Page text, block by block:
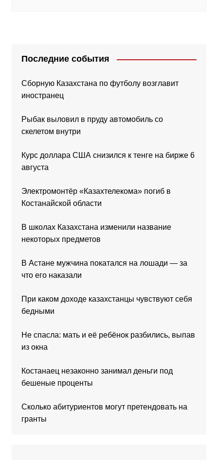
Последние события
Сборную Казахстана по футболу возглавит
иностранец
Рыбак выловил в пруду автомобиль со
скелетом внутри
Курс доллара США снизился к тенге на бирже 6
августа
Электромонтёр «Казахтелекома» погиб в
Костанайской области
В школах Казахстана изменили название
некоторых предметов
В Астане мужчина покатался на лошади — за
что его наказали
При каком доходе казахстанцы чувствуют себя
бедными
Не спасла: мать и её ребёнок разбились, выпав
из окна
Костанаец незаконно занимал деньги под
бешеные проценты
Сколько абитуриентов могут претендовать на
гранты